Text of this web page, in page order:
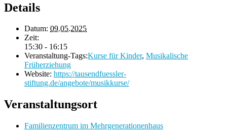
Details
Datum: 09.05.2025
Zeit:
15:30 - 16:15
Veranstaltung-Tags:Kurse für Kinder, Musikalische
Früherziehung
Website: https://tausendfuessler-
stiftung.de/angebote/musikkurse/
Veranstaltungsort
Familienzentrum im Mehrgenerationenhaus